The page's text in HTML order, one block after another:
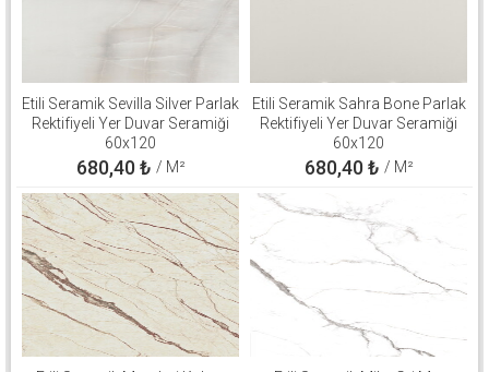
Etili Seramik Sevilla Silver Parlak
Rektifiyeli Yer Duvar Seramiği
60x120
680,40₺ / M²
Etili Seramik Sahra Bone Parlak
Rektifiyeli Yer Duvar Seramiği
60x120
680,40₺ / M²